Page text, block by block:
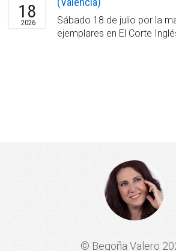
18
2026
Sábado 18 de julio por la
ejemplares en El Corte
© Begoña Valero